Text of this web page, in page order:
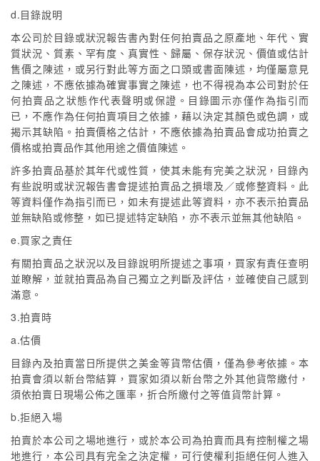
d.目錄說明
本公司於目錄或狀況報告書內對任何拍賣品之原產地、年代、實
質狀況、質素、罕有度、真實性、歸屬、保存狀況、價值或估計
售價之陳述，或另行對此等方面之口頭或書面陳述，均僅屬意見
之陳述，不應依據為確實事實之陳述，也不得視為本公司對於任
何拍賣品之狀態作代表聲明或保證。目錄圖示亦僅作為指引而
已，不應作為任何拍賣項目之依據，藉以決定其顏色或色調，或
揭示其缺陷。拍賣價格之估計，不應依據為拍賣品會成功拍賣之
價格或拍賣品作其他用途之價值陳述。
許多拍賣品基於其年代或性質，使其未能有完美之狀況，目錄內
有些說明或狀況報告書會提述拍賣品之損壞及／或修整資料。此
等資料僅作為指引而已，如未有提述此等資料，亦不表示拍賣品
並無缺陷或修整，如已提述特定缺陷，亦不表示並無其他缺陷。
e.買家之責任
有關拍賣品之狀況以及目錄說明所提述之事項，買家有責任查明
並瞭解，並就拍賣品為自己獨立之判斷及評估，並確使自己感到
滿意。
3.拍賣時
a.估價
目錄內及拍賣當日所提供之美金等貨幣估價，僅為參考依據。本
拍賣會須以新台幣結算，買家如須以新台幣之外其他貨幣繳付，
須依拍賣日現場公佈之匯率，折合所繳付之等值貨幣計算。
b.拒絕入場
拍賣於本公司之場地進行，或於本公司為拍賣而具有控制權之場
地進行，本公司具有完全之決定權，可行使權利拒絕任何人進入